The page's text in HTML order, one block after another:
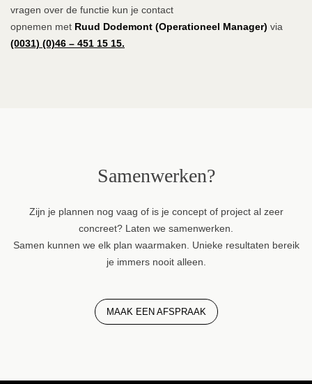
vragen over de functie kun je contact
opnemen met Ruud Dodemont (Operationeel Manager) via
(0031) (0)46 – 451 15 15.
Samenwerken?
Zijn je plannen nog vaag of is je concept of project al zeer
concreet? Laten we samenwerken.
Samen kunnen we elk plan waarmaken. Unieke resultaten bereik
je immers nooit alleen.
MAAK EEN AFSPRAAK